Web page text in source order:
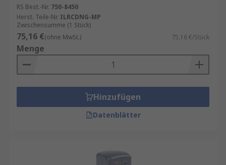
RS Best.-Nr. 750-8450
Herst. Teile-Nr. ILRCDNG-MP
Zwischensumme (1 Stück)
75,16 €(ohne MwSt.) 75,16 €/Stück
Menge
Hinzufügen
Datenblätter